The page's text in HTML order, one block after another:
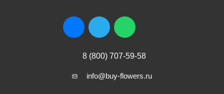
8 (800) 707-59-58
info@buy-flowers.ru